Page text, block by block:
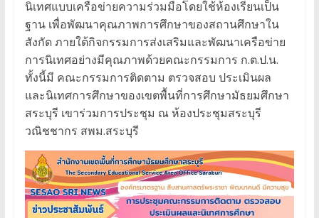
นิเทศแบบเครือข่ายความร่วมมือโดยใช้ห้องเรียนเป็น
ฐาน เพื่อพัฒนาคุณภาพการศึกษาของสถานศึกษาใน
สังกัด ภายใต้กิจกรรมการส่งเสริมและพัฒนาเครือข่าย
การนิเทศอย่างมีคุณภาพด้วยคณะกรรมการ ก.ต.ป.น.
ทั้งนี้มี คณะกรรมการติดตาม ตรวจสอบ ประเมินผล
และนิเทศการศึกษาของเขตพื้นที่การศึกษามัธยมศึกษา
สระบุรี เขาร่วมการประชุม ณ ห้องประชุมสระบุรี
วณิชชากร สพม.สระบุรี